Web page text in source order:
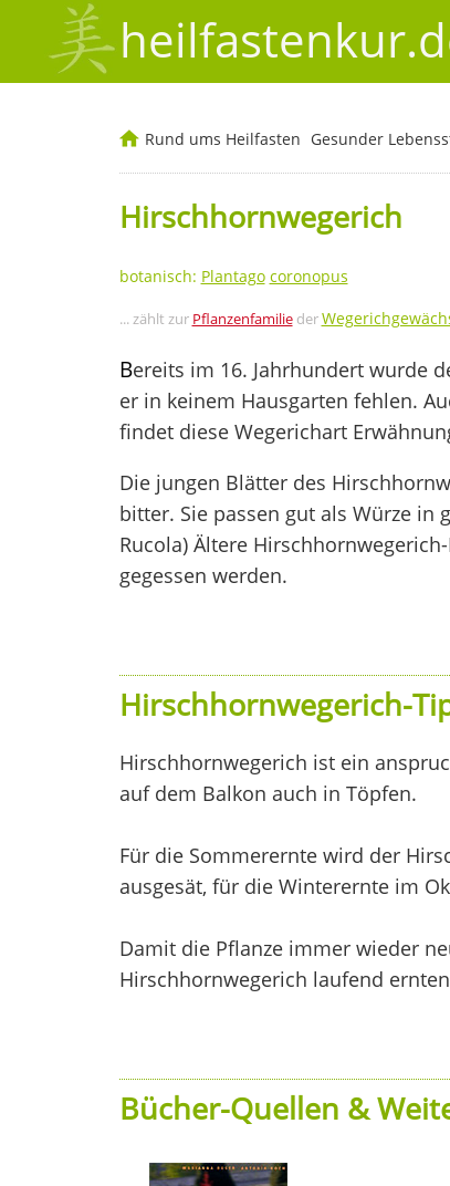
Rund ums Heilfasten Gesunder
Hirschhornwegerich
botanisch: Plantago coronopus
... zählt zur Pflanzenfamilieder
Bereits im 16. Jahrhundert wurde
er in keinem Hausgarten fehlen.
findet diese Wegerichart
Die jungen Blätter des
bitter. Sie passen gut als Würze in
Rucola) Ältere
gegessen werden.
Hirschhornwegerich-
Hirschhornwegerich ist ein
auf dem Balkon auch in Töpfen.
Für die Sommerernte wird der
ausgesät, für die Winterernte im
Damit die Pflanze immer wieder
Hirschhornwegerich laufend
Bücher-Quellen &